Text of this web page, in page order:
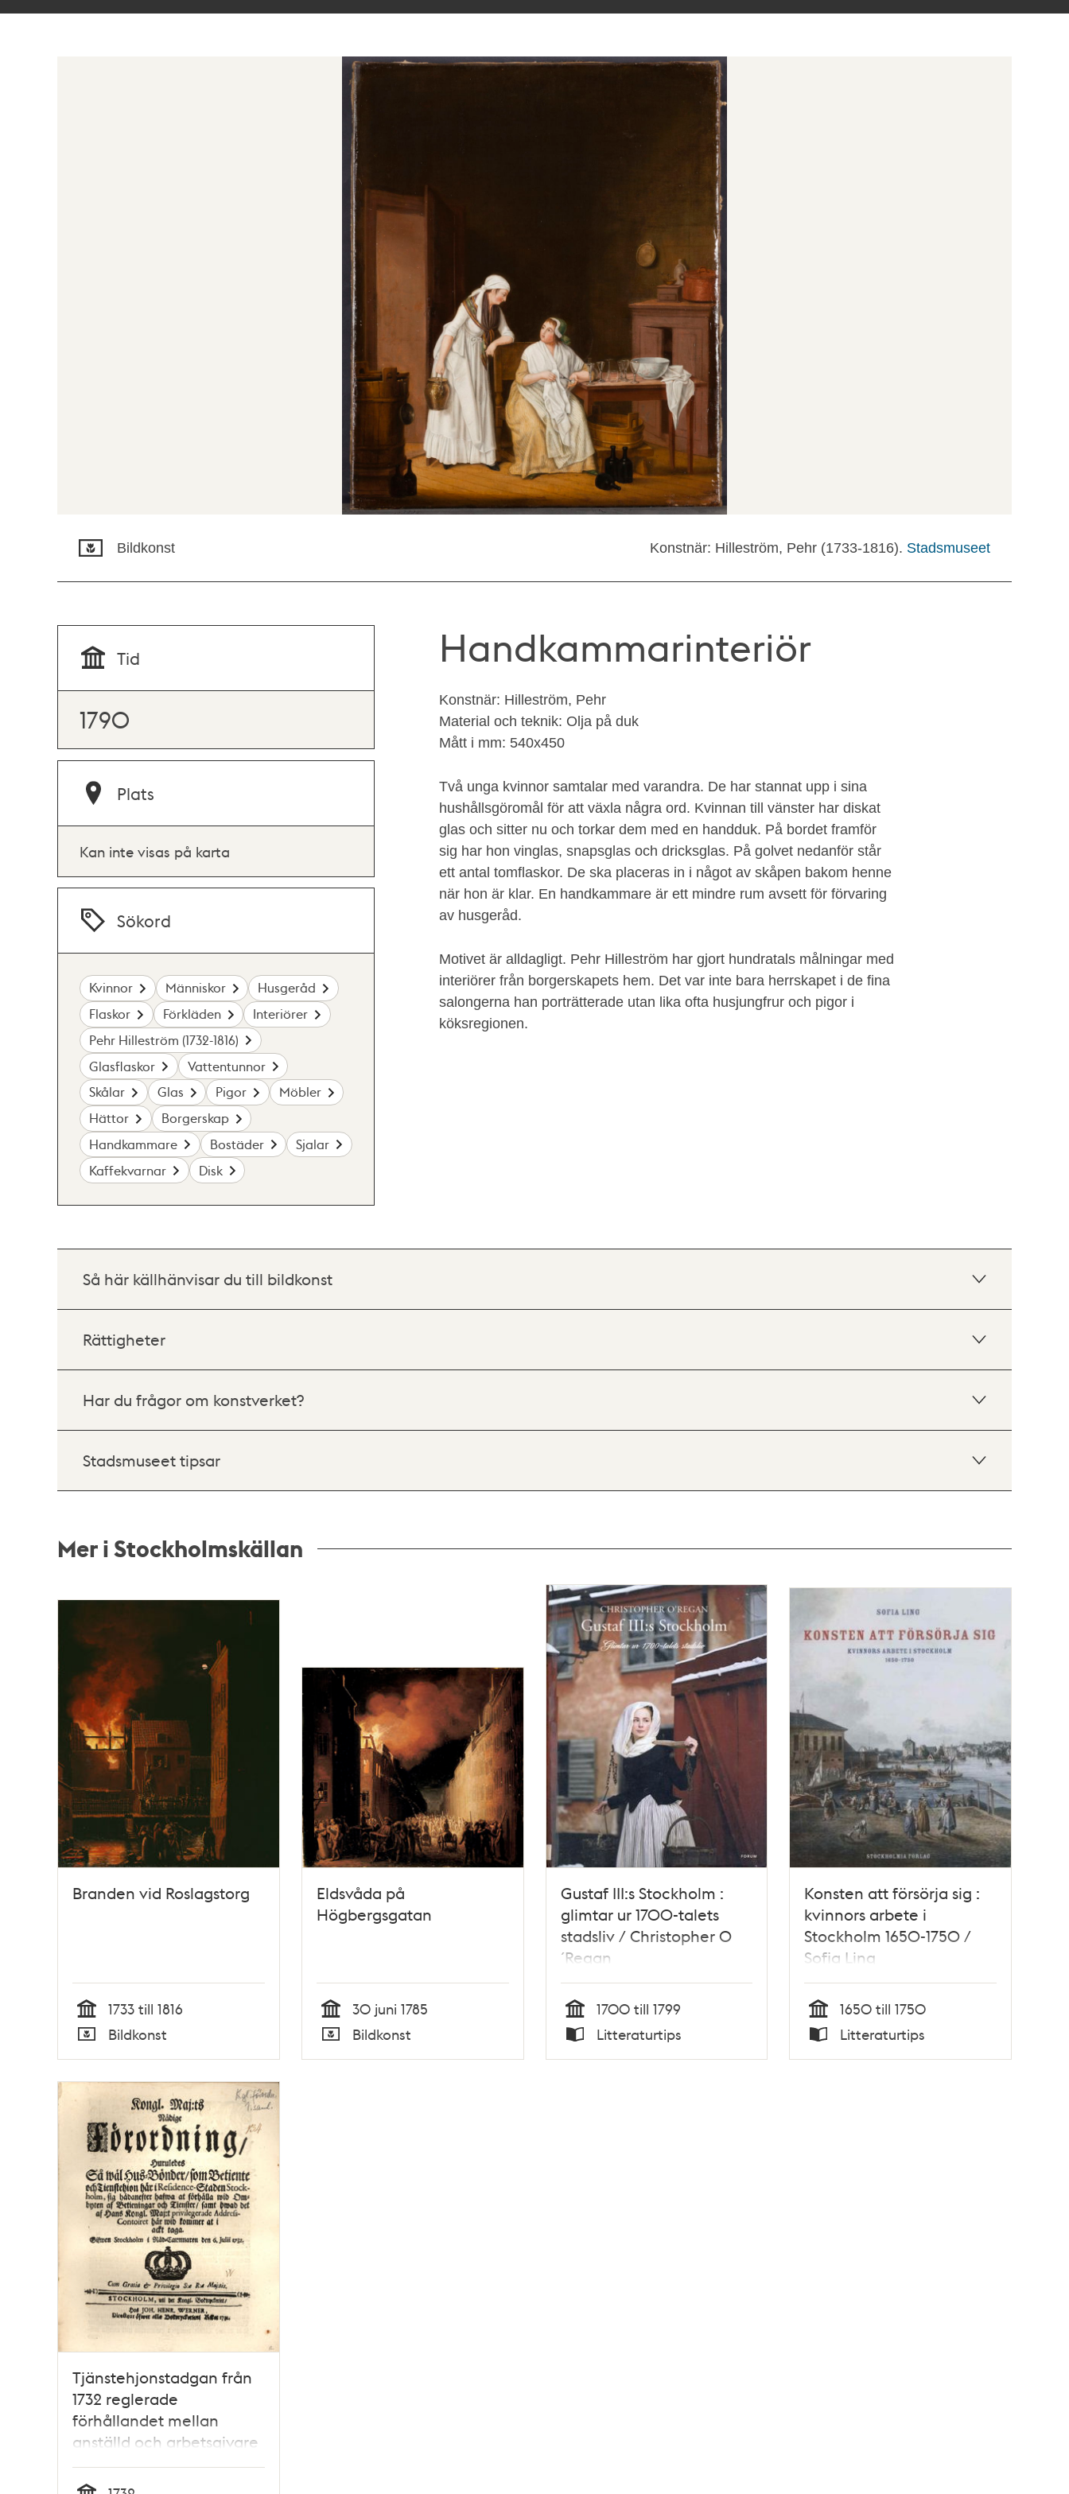
Bildkonst Konstnär: Hilleström, Pehr (1733-1816). Stadsmuseet
Handkammarinteriör
Konstnär: Hilleström, Pehr
Material och teknik: Olja på duk
Mått i mm: 540x450
Två unga kvinnor samtalar med varandra. De har stannat upp i sina
hushållsgöromål för att växla några ord. Kvinnan till vänster har diskat
glas och sitter nu och torkar dem med en handduk. På bordet framför
sig har hon vinglas, snapsglas och dricksglas. På golvet nedanför står
ett antal tomflaskor. De ska placeras in i något av skåpen bakom henne
när hon är klar. En handkammare är ett mindre rum avsett för förvaring
av husgeråd.
Motivet är alldagligt. Pehr Hilleström har gjort hundratals målningar med
interiörer från borgerskapets hem. Det var inte bara herrskapet i de fina
salongerna han porträtterade utan lika ofta husjungfrur och pigor i
köksregionen.
Tid
1790
Plats
Kan inte visas på karta
Sökord
Kvinnor Människor
Husgeråd
Flaskor
Förkläden
Interiörer
Pehr Hilleström (1732-1816)
Glasflaskor
Vattentunnor
Skålar
Glas Pigor
Möbler
Hättor
Borgerskap
Handkammare
Bostäder
Sjalar
Kaffekvarnar
Disk
Så här källhänvisar du till bildkonst
Rättigheter
Har du frågor om konstverket?
Stadsmuseet tipsar
Mer i Stockholmskällan
teman
Branden vid Roslagstorg
Tid
1733 till 1816
Typ
Bildkonst
Eldsvåda på
Högbergsgatan
Tid
30 juni 1785
Typ
Bildkonst
Gustaf III:s Stockholm :
glimtar ur 1700-talets
stadsliv / Christopher O
´Regan
Tid
1700 till 1799
Typ
Litteraturtips
Konsten att försörja sig :
kvinnors arbete i
Stockholm 1650-1750 /
Sofia Ling
Tid
1650 till 1750
Typ
Litteraturtips
Tjänstehjonstadgan från
1732 reglerade
förhållandet mellan
anställd och arbetsgivare